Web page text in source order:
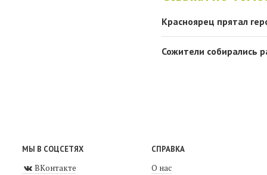
Красноярец прятал
Сожители собирались
МЫ В СОЦСЕТЯХ
ВКонтакте
СПРАВКА
О нас